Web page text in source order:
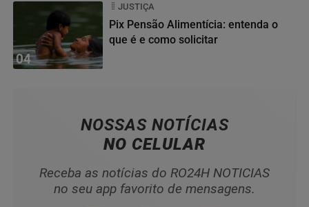
04
JUSTIÇA
Pix Pensão Alimentícia: entenda o
que é e como solicitar
NOSSAS NOTÍCIAS
NO CELULAR
Receba as notícias do RO24H NOTICIAS
no seu app favorito de mensagens.